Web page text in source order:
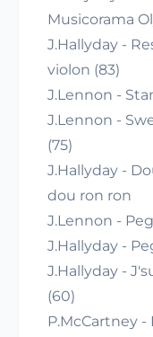
Musicorama
J.Hallyday -
violon (83)
J.Lennon -
J.Lennon -
(75)
J.Hallyday -
dou ron ron
J.Lennon -
J.Hallyday -
J.Hallyday -
(60)
P.McCartney